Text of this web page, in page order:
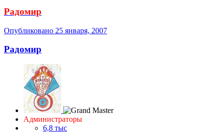
Радомир
Опубликовано 25 января, 2007
Радомир
Администраторы
6,8 тыс